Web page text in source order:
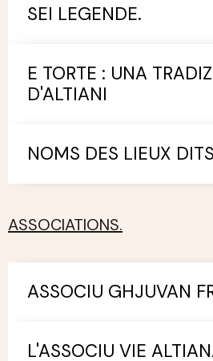
SEI LEGENDE.
E TORTE : UNA
D'ALTIANI
NOMS DES LIEUX
ASSOCIATIONS.
ASSOCIU GHJUVAN
L'ASSOCIU VIE